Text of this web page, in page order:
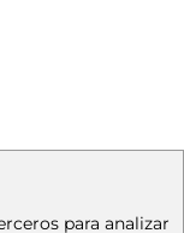
para analizar